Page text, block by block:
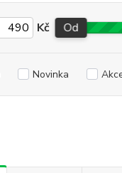
Kč Od
Novinka